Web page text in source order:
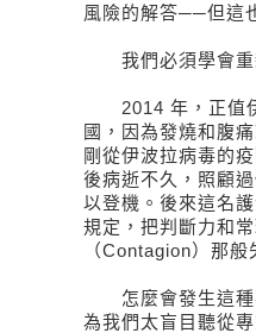
風險的解答──但這
我們必須學會重
2014 年，正值伊
國，因為發燒和腹
剛從伊波拉病毒的
後病逝不久，照顧
以登機。後來這名
規定，把判斷力和
（Contagion）那
怎麼會發生這種
為我們太盲目聽從